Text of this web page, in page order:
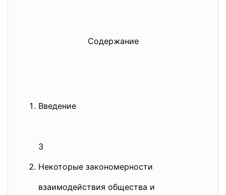
Содержание
Введение
3
Некоторые закономерности
взаимодействия общества и